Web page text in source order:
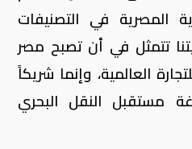
المصرية في التصنيفات
تتمثل في أن تصبح مصر
العالمية، وإنما شريكاً
مستقبل النقل البحري